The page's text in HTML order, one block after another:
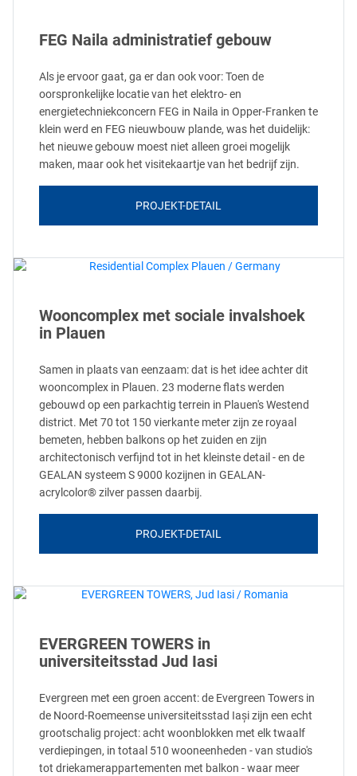
FEG Naila administratief gebouw
Als je ervoor gaat, ga er dan ook voor: Toen de
oorspronkelijke locatie van het elektro- en
energietechniekconcern FEG in Naila in Opper-Franken te
klein werd en FEG nieuwbouw plande, was het duidelijk:
het nieuwe gebouw moest niet alleen groei mogelijk
maken, maar ook het visitekaartje van het bedrijf zijn.
PROJEKT-DETAIL
Wooncomplex met sociale invalshoek
in Plauen
Samen in plaats van eenzaam: dat is het idee achter dit
wooncomplex in Plauen. 23 moderne flats werden
gebouwd op een parkachtig terrein in Plauen's Westend
district. Met 70 tot 150 vierkante meter zijn ze royaal
bemeten, hebben balkons op het zuiden en zijn
architectonisch verfijnd tot in het kleinste detail - en de
GEALAN systeem S 9000 kozijnen in GEALAN-
acrylcolor® zilver passen daarbij.
PROJEKT-DETAIL
EVERGREEN TOWERS in
universiteitsstad Jud Iasi
Evergreen met een groen accent: de Evergreen Towers in
de Noord-Roemeense universiteitsstad Iași zijn een echt
grootschalig project: acht woonblokken met elk twaalf
verdiepingen, in totaal 510 wooneenheden - van studio's
tot driekamerappartementen met balkon - waar meer